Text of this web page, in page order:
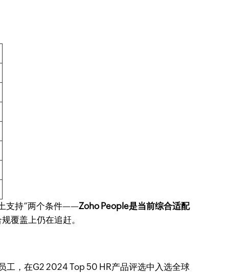
支持”两个条件——Zoho People是当前综合适配
覆盖上仍在追赶。
，在G2 2024 Top 50 HR产品评选中入选全球